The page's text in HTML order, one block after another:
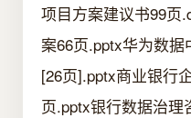
项目方案建议书99页
案66页.pptx华为数
[26页].pptx商业银行
页.pptx银行数据治理